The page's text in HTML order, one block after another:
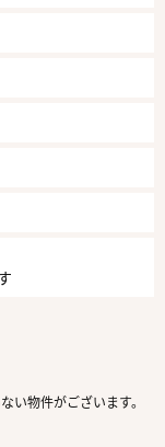
い物件がございます。